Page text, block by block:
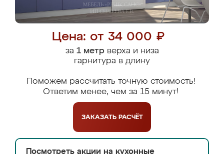
Цена: от 34 000 ₽
за 1 метрверха и низа
гарнитура в длину
Поможем рассчитать точную стоимость!
Ответим менее, чем за 15 минут!
ЗАКАЗАТЬ РАСЧЁТ
Посмотреть акции на кухонные